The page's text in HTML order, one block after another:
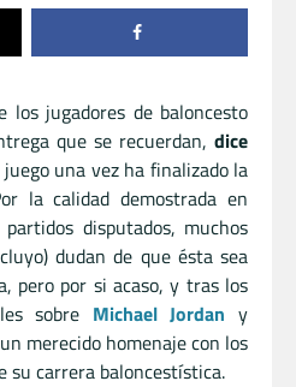
los jugadores de baloncesto
que se recuerdan, dice
una vez ha finalizado la
la calidad demostrada en
disputados, muchos
dudan de que ésta sea
pero por si acaso, y tras los
sobre Michael Jordan y
merecido homenaje con los
su carrera baloncestística.